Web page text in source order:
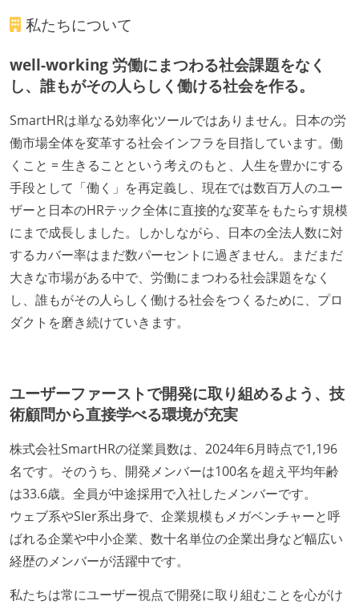
私たちについて
well-working 労働にまつわる社会課題をなく
し、誰もがその人らしく働ける社会を作る。
SmartHRは単なる効率化ツールではありません。日本の労
働市場全体を変革する社会インフラを目指しています。働
くこと = 生きることという考えのもと、人生を豊かにする
手段として「働く」を再定義し、現在では数百万人のユー
ザーと日本のHRテック全体に直接的な変革をもたらす規模
にまで成長しました。しかしながら、日本の全法人数に対
するカバー率はまだ数パーセントに過ぎません。まだまだ
大きな市場がある中で、労働にまつわる社会課題をなく
し、誰もがその人らしく働ける社会をつくるために、プロ
ダクトを磨き続けていきます。
ユーザーファーストで開発に取り組めるよう、技
術顧問から直接学べる環境が充実
株式会社SmartHRの従業員数は、2024年6月時点で1,196
名です。そのうち、開発メンバーは100名を超え平均年齢
は33.6歳。全員が中途採用で入社したメンバーです。
ウェブ系やSIer系出身で、企業規模もメガベンチャーと呼
ばれる企業や中小企業、数十名単位の企業出身など幅広い
経歴のメンバーが活躍中です。
私たちは常にユーザー視点で開発に取り組むことを心がけ